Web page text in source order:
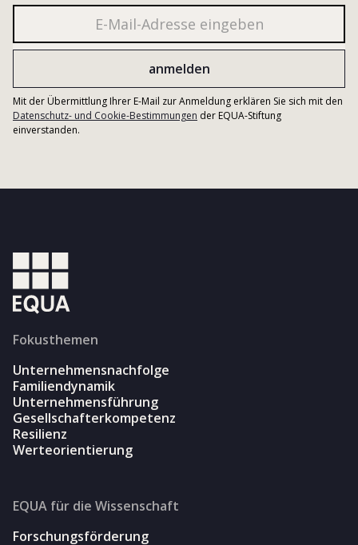
Mit der Übermittlung Ihrer E-Mail zur Anmeldung erklären Sie sich mit den
Datenschutz- und Cookie-Bestimmungen der EQUA-Stiftung
einverstanden.
Fokusthemen
Unternehmensnachfolge
Familiendynamik
Unternehmensführung
Gesellschafterkompetenz
Resilienz
Werteorientierung
EQUA für die Wissenschaft
Forschungsförderung